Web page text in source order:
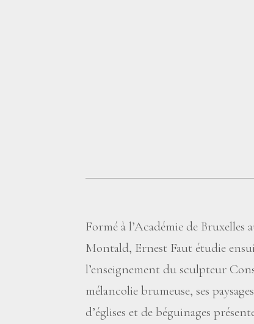
Formé à l’Académie de
Montald, Ernest Faut étudie
l’enseignement du sculpteur
mélancolie brumeuse, ses
d’églises et de béguinages